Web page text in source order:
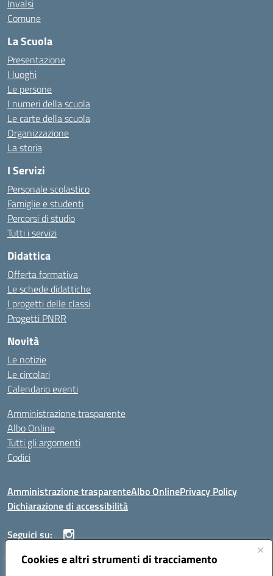
Cookies e altri strumenti di tracciamento
Invalsi
Comune
La Scuola
Presentazione
I luoghi
Le persone
I numeri della scuola
Le carte della scuola
Organizzazione
La storia
I Servizi
Personale scolastico
Famiglie e studenti
Percorsi di studio
Tutti i servizi
Didattica
Offerta formativa
Le schede didattiche
I progetti delle classi
Progetti PNRR
Novità
Le notizie
Le circolari
Calendario eventi
Amministrazione trasparente
Albo Online
Tutti gli argomenti
Codici
Amministrazione trasparenteAlbo OnlinePrivacy Policy
Dichiarazione di accessibilità
Seguici su: